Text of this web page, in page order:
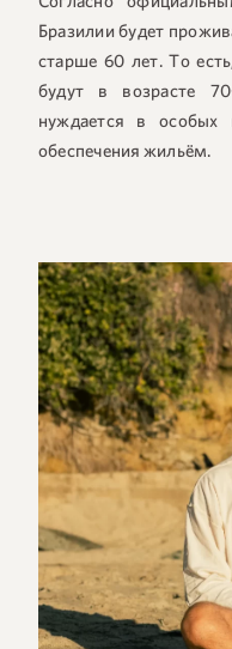
Бразилии будет
старше 60 лет. То
будут в возрасте
нуждается в
обеспечения жильём.